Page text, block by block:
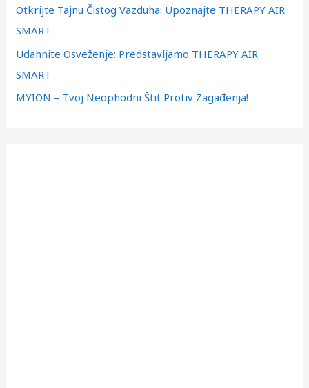
з
а
:
Otkrijte Tajnu Čistog Vazduha: Upoznajte THERAPY AIR
SMART
Udahnite Osveženje: Predstavljamo THERAPY AIR
SMART
MYION – Tvoj Neophodni Štit Protiv Zagađenja!